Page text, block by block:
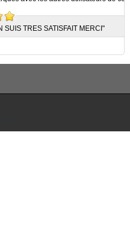
SUIS TRES SATISFAIT MERCI"